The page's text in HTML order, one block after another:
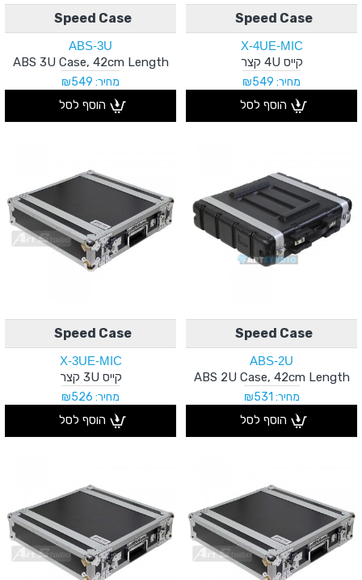
Speed Case
X-4UE-MIC
קייס 4U קצר
מחיר: ₪549
הוסף לסל
Speed Case
ABS-3U
ABS 3U Case, 42cm Length
מחיר: ₪549
הוסף לסל
Speed Case
ABS-2U
ABS 2U Case, 42cm Length
מחיר: ₪531
הוסף לסל
Speed Case
X-3UE-MIC
קייס 3U קצר
מחיר: ₪526
הוסף לסל